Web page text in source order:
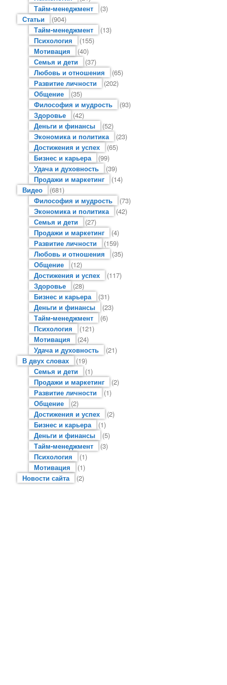
Тайм-менеджмент
(3)
Статьи
(904)
Тайм-менеджмент
(13)
Психология
(155)
Мотивация
(40)
Семья и дети
(37)
Любовь и отношения
(65)
Развитие личности
(202)
Общение
(35)
Философия и мудрость
(93)
Здоровье
(42)
Деньги и финансы
(52)
Экономика и политика
(23)
Достижения и успех
(65)
Бизнес и карьера
(99)
Удача и духовность
(39)
Продажи и маркетинг
(14)
Видео
(681)
Философия и мудрость
(73)
Экономика и политика
(42)
Семья и дети
(27)
Продажи и маркетинг
(4)
Развитие личности
(159)
Любовь и отношения
(35)
Общение
(12)
Достижения и успех
(117)
Здоровье
(28)
Бизнес и карьера
(31)
Деньги и финансы
(23)
Тайм-менеджмент
(6)
Психология
(121)
Мотивация
(24)
Удача и духовность
(21)
В двух словах
(19)
Семья и дети
(1)
Продажи и маркетинг
(2)
Развитие личности
(1)
Общение
(2)
Достижения и успех
(2)
Бизнес и карьера
(1)
Деньги и финансы
(5)
Тайм-менеджмент
(3)
Психология
(1)
Мотивация
(1)
Новости сайта
(2)